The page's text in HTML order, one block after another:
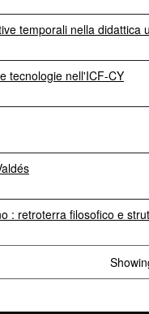
temporali nella didattica
tecnologie nell'ICF-CY
: retroterra filosofico e